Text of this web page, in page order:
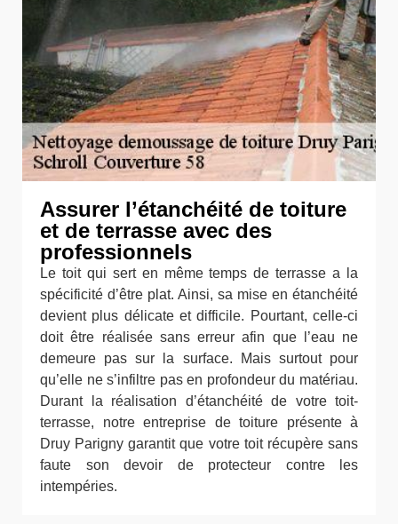
Assurer l’étanchéité de toiture
et de terrasse avec des
professionnels
Le toit qui sert en même temps de terrasse a la
spécificité d’être plat. Ainsi, sa mise en étanchéité
devient plus délicate et difficile. Pourtant, celle-ci
doit être réalisée sans erreur afin que l’eau ne
demeure pas sur la surface. Mais surtout pour
qu’elle ne s’infiltre pas en profondeur du matériau.
Durant la réalisation d’étanchéité de votre toit-
terrasse, notre entreprise de toiture présente à
Druy Parigny garantit que votre toit récupère sans
faute son devoir de protecteur contre les
intempéries.